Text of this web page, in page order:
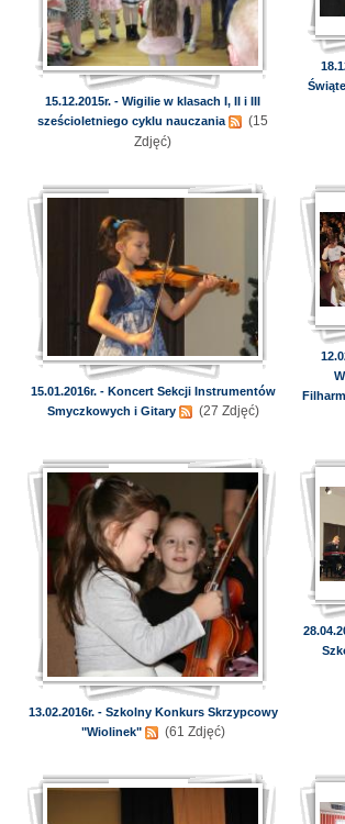
15.12.2015r. - Wigilie w klasach I, II i III
sześcioletniego cyklu nauczania
(15
Zdjęć)
15.01.2016r. - Koncert Sekcji Instrumentów
Smyczkowych i Gitary
(27 Zdjęć)
13.02.2016r. - Szkolny Konkurs Skrzypcowy
"Wiolinek"
(61 Zdjęć)